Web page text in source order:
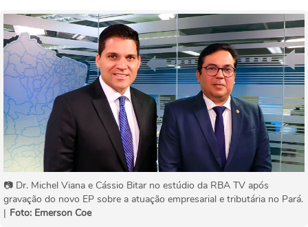
📷 Dr. Michel Viana e Cássio Bitar no estúdio da RBA TV após
gravação do novo EP sobre a atuação empresarial e tributária no Pará.
| Foto: Emerson Coe